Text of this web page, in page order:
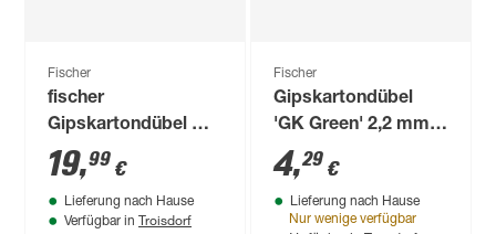
Fischer
fischer
Gipskartondübel GK
S mit Schraube 50
Stück
19,99 €
Lieferung nach Hause
Verfügbar in Troisdorf
Fischer
Gipskartondübel
'GK Green' 2,2 mm
10 Stück
4,29 €
Lieferung nach Hause
Nur wenige verfügbar